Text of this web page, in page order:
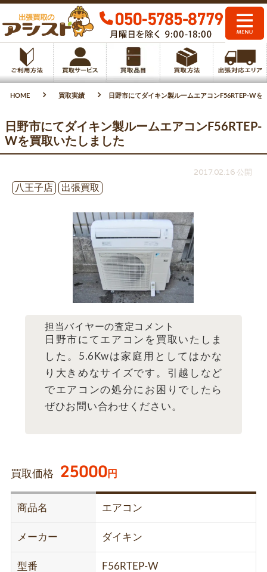
HOME 買取実績 日野市にてダイキン製ルームエアコンF56RTEP-Wを
日野市にてダイキン製ルームエアコンF56RTEP-
Wを買取いたしました
2017.02.16 公開
八王子店
出張買取
担当バイヤーの査定コメント
日野市にてエアコンを買取いたしま
した。5.6Kwは家庭用としてはかな
り大きめなサイズです。引越しなど
でエアコンの処分にお困りでしたら
ぜひお問い合わせください。
買取価格 25000円
商品名 エアコン
メーカー ダイキン
型番 F56RTEP-W